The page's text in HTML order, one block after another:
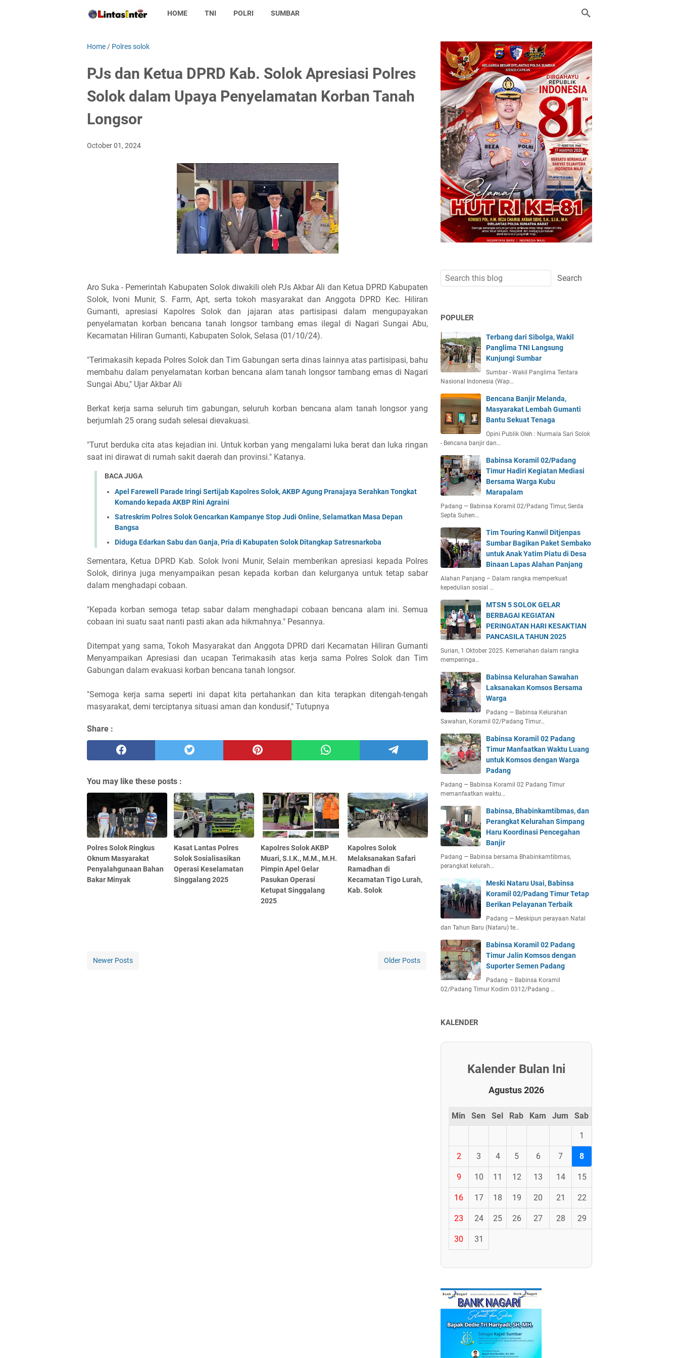
HOME TNI POLRI SUMBAR
Home / Polres solok
PJs dan Ketua DPRD Kab. Solok Apresiasi Polres
Solok dalam Upaya Penyelamatan Korban Tanah
Longsor
October 01, 2024
Aro Suka - Pemerintah Kabupaten Solok diwakili oleh PJs Akbar Ali dan Ketua DPRD Kabupaten
Solok, Ivoni Munir, S. Farm, Apt, serta tokoh masyarakat dan Anggota DPRD Kec. Hiliran
Gumanti, apresiasi Kapolres Solok dan jajaran atas partisipasi dalam mengupayakan
penyelamatan korban bencana tanah longsor tambang emas ilegal di Nagari Sungai Abu,
Kecamatan Hiliran Gumanti, Kabupaten Solok, Selasa (01/10/24).
"Terimakasih kepada Polres Solok dan Tim Gabungan serta dinas lainnya atas partisipasi, bahu
membahu dalam penyelamatan korban bencana alam tanah longsor tambang emas di Nagari
Sungai Abu," Ujar Akbar Ali
Berkat kerja sama seluruh tim gabungan, seluruh korban bencana alam tanah longsor yang
berjumlah 25 orang sudah selesai dievakuasi.
"Turut berduka cita atas kejadian ini. Untuk korban yang mengalami luka berat dan luka ringan
saat ini dirawat di rumah sakit daerah dan provinsi." Katanya.
BACA JUGA
Apel Farewell Parade Iringi Sertijab Kapolres Solok, AKBP Agung Pranajaya Serahkan Tongkat
Komando kepada AKBP Rini Agraini
Satreskrim Polres Solok Gencarkan Kampanye Stop Judi Online, Selamatkan Masa Depan
Bangsa
Diduga Edarkan Sabu dan Ganja, Pria di Kabupaten Solok Ditangkap Satresnarkoba
Sementara, Ketua DPRD Kab. Solok Ivoni Munir, Selain memberikan apresiasi kepada Polres
Solok, dirinya juga menyampaikan pesan kepada korban dan kelurganya untuk tetap sabar
dalam menghadapi cobaan.
"Kepada korban semoga tetap sabar dalam menghadapi cobaan bencana alam ini. Semua
cobaan ini suatu saat nanti pasti akan ada hikmahnya." Pesannya.
Ditempat yang sama, Tokoh Masyarakat dan Anggota DPRD dari Kecamatan Hiliran Gumanti
Menyampaikan Apresiasi dan ucapan Terimakasih atas kerja sama Polres Solok dan Tim
Gabungan dalam evakuasi korban bencana tanah longsor.
"Semoga kerja sama seperti ini dapat kita pertahankan dan kita terapkan ditengah-tengah
masyarakat, demi terciptanya situasi aman dan kondusif," Tutupnya
Share :
You may like these posts :
Polres Solok Ringkus
Oknum Masyarakat
Penyalahgunaan Bahan
Bakar Minyak
Kasat Lantas Polres
Solok Sosialisasikan
Operasi Keselamatan
Singgalang 2025
Kapolres Solok AKBP
Muari, S.I.K., M.M., M.H.
Pimpin Apel Gelar
Pasukan Operasi
Ketupat Singgalang
2025
Kapolres Solok
Melaksanakan Safari
Ramadhan di
Kecamatan Tigo Lurah,
Kab. Solok
Newer Posts Older Posts
POPULER
Terbang dari Sibolga, Wakil
Panglima TNI Langsung
Kunjungi Sumbar
Sumbar - Wakil Panglima Tentara
Nasional Indonesia (Wap…
Bencana Banjir Melanda,
Masyarakat Lembah Gumanti
Bantu Sekuat Tenaga
Opini Publik Oleh : Nurmala Sari Solok
- Bencana banjir dan…
Babinsa Koramil 02/Padang
Timur Hadiri Kegiatan Mediasi
Bersama Warga Kubu
Marapalam
Padang — Babinsa Koramil 02/Padang Timur, Serda
Septa Suhen…
Tim Touring Kanwil Ditjenpas
Sumbar Bagikan Paket Sembako
untuk Anak Yatim Piatu di Desa
Binaan Lapas Alahan Panjang
Alahan Panjang – Dalam rangka memperkuat
kepedulian sosial …
MTSN 5 SOLOK GELAR
BERBAGAI KEGIATAN
PERINGATAN HARI KESAKTIAN
PANCASILA TAHUN 2025
Surian, 1 Oktober 2025. Kemeriahan dalam rangka
memperinga…
Babinsa Kelurahan Sawahan
Laksanakan Komsos Bersama
Warga
Padang — Babinsa Kelurahan
Sawahan, Koramil 02/Padang Timur…
Babinsa Koramil 02 Padang
Timur Manfaatkan Waktu Luang
untuk Komsos dengan Warga
Padang
Padang — Babinsa Koramil 02 Padang Timur
memanfaatkan waktu…
Babinsa, Bhabinkamtibmas, dan
Perangkat Kelurahan Simpang
Haru Koordinasi Pencegahan
Banjir
Padang — Babinsa bersama Bhabinkamtibmas,
perangkat kelurah…
Meski Nataru Usai, Babinsa
Koramil 02/Padang Timur Tetap
Berikan Pelayanan Terbaik
Padang — Meskipun perayaan Natal
dan Tahun Baru (Nataru) te…
Babinsa Koramil 02 Padang
Timur Jalin Komsos dengan
Suporter Semen Padang
Padang – Babinsa Koramil
02/Padang Timur Kodim 0312/Padang …
KALENDER
Kalender Bulan Ini
Agustus 2026
Min Sen Sel Rab Kam Jum Sab
1
2 3 4 5 6 7 8
9 10 11 12 13 14 15
16 17 18 19 20 21 22
23 24 25 26 27 28 29
30 31